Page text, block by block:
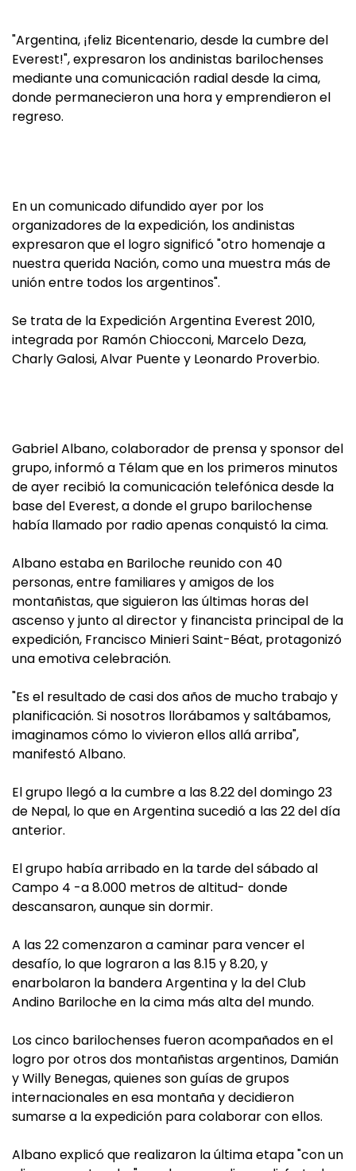
"Argentina, ¡feliz Bicentenario, desde la cumbre del
Everest!", expresaron los andinistas barilochenses
mediante una comunicación radial desde la cima,
donde permanecieron una hora y emprendieron el
regreso.
En un comunicado difundido ayer por los
organizadores de la expedición, los andinistas
expresaron que el logro significó "otro homenaje a
nuestra querida Nación, como una muestra más de
unión entre todos los argentinos".
Se trata de la Expedición Argentina Everest 2010,
integrada por Ramón Chiocconi, Marcelo Deza,
Charly Galosi, Alvar Puente y Leonardo Proverbio.
Gabriel Albano, colaborador de prensa y sponsor del
grupo, informó a Télam que en los primeros minutos
de ayer recibió la comunicación telefónica desde la
base del Everest, a donde el grupo barilochense
había llamado por radio apenas conquistó la cima.
Albano estaba en Bariloche reunido con 40
personas, entre familiares y amigos de los
montañistas, que siguieron las últimas horas del
ascenso y junto al director y financista principal de la
expedición, Francisco Minieri Saint-Béat, protagonizó
una emotiva celebración.
"Es el resultado de casi dos años de mucho trabajo y
planificación. Si nosotros llorábamos y saltábamos,
imaginamos cómo lo vivieron ellos allá arriba",
manifestó Albano.
El grupo llegó a la cumbre a las 8.22 del domingo 23
de Nepal, lo que en Argentina sucedió a las 22 del día
anterior.
El grupo había arribado en la tarde del sábado al
Campo 4 -a 8.000 metros de altitud- donde
descansaron, aunque sin dormir.
A las 22 comenzaron a caminar para vencer el
desafío, lo que lograron a las 8.15 y 8.20, y
enarbolaron la bandera Argentina y la del Club
Andino Bariloche en la cima más alta del mundo.
Los cinco barilochenses fueron acompañados en el
logro por otros dos montañistas argentinos, Damián
y Willy Benegas, quienes son guías de grupos
internacionales en esa montaña y decidieron
sumarse a la expedición para colaborar con ellos.
Albano explicó que realizaron la última etapa "con un